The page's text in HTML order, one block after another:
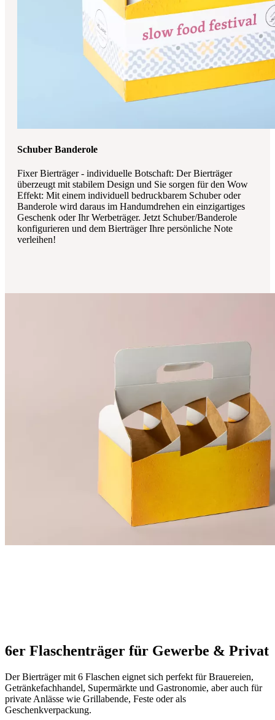
Schuber Banderole
Fixer Bierträger - individuelle Botschaft: Der Bierträger
überzeugt mit stabilem Design und Sie sorgen für den Wow
Effekt: Mit einem individuell bedruckbarem Schuber oder
Banderole wird daraus im Handumdrehen ein einzigartiges
Geschenk oder Ihr Werbeträger. Jetzt Schuber/Banderole
konfigurieren und dem Bierträger Ihre persönliche Note
verleihen!
6er Flaschenträger für Gewerbe & Privat
Der Bierträger mit 6 Flaschen eignet sich perfekt für Brauereien,
Getränkefachhandel, Supermärkte und Gastronomie, aber auch für
private Anlässe wie Grillabende, Feste oder als
Geschenkverpackung.